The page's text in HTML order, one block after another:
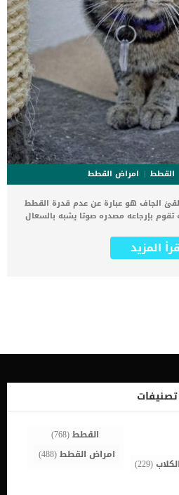
القطط
امراض القطط
الجاف هو عبارة عن عدم قدرة القطط
تقوم بإرجاعه مصدره صوتا يشبه بالسعال
جسم غريب عالق فى حلق القطة. اذا وجدت
انها جائعة وذهبت بنفسها الى طبق
القطة لجزء من شعرها هذا السبب
جسمها. تتخلص القطط من الشعر الذى
ولكن فى حالة انك رأيت قطتك تسعل
فعليك بأخذها الى الطبيب البيطرى
المزيد
تصنيفات
(229)
القطط(768)
امراض القطط(488)